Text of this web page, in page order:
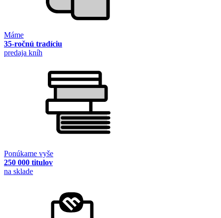
Máme
35-ročnú tradíciu
predaja kníh
Ponúkame vyše
250 000 titulov
na sklade